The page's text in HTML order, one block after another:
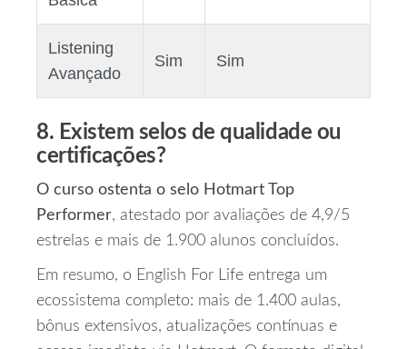
Listening
Avançado
Sim Sim
8. Existem selos de qualidade ou
certificações?
O curso ostenta o selo Hotmart Top
Performer, atestado por avaliações de 4,9/5
estrelas e mais de 1.900 alunos concluídos.
Em resumo, o English For Life entrega um
ecossistema completo: mais de 1.400 aulas,
bônus extensivos, atualizações contínuas e